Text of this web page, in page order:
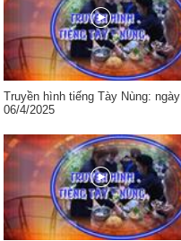
Truyền hình tiếng Tày Nùng: ngày
06/4/2025